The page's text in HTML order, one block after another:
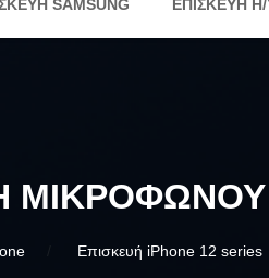
SAMSUNG ΕΠΙΣΚΕΥΉ
ΜΙΚΡΟΦΏΝΟΥ
Επισκευή iPhone 12 series